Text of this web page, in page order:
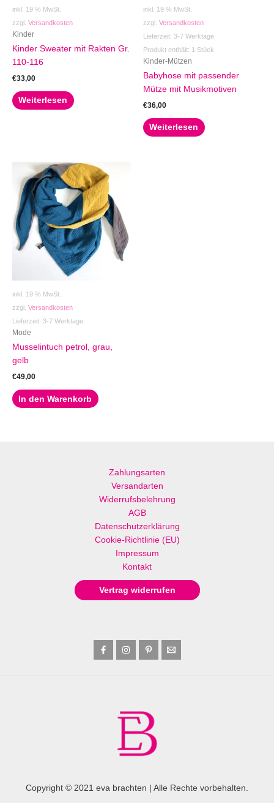
inkl. 19 % MwSt.
zzgl. Versandkosten
Kinder
Kinder Sweater mit Rakten Gr.
110-116
€33,00
Weiterlesen
inkl. 19 % MwSt.
zzgl. Versandkosten
Lieferzeit: 3-7 Werktage
Produkt enthält: 1 Stück
Kinder-Mützen
Babyhose mit passender
Mütze mit Musikmotiven
€36,00
Weiterlesen
inkl. 19 % MwSt.
zzgl. Versandkosten
Lieferzeit: 3-7 Werktage
Mode
Musselintuch petrol, grau,
gelb
€49,00
In den Warenkorb
Zahlungsarten
Versandarten
Widerrufsbelehrung
AGB
Datenschutzerklärung
Cookie-Richtlinie (EU)
Impressum
Kontakt
Vertrag widerrufen
Copyright © 2021 eva brachten | Alle Rechte vorbehalten.